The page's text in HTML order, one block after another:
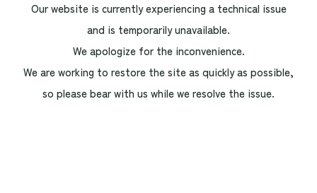
Our website is currently experiencing a technical issue
and is temporarily unavailable.
We apologize for the inconvenience.
We are working to restore the site as quickly as possible,
so please bear with us while we resolve the issue.